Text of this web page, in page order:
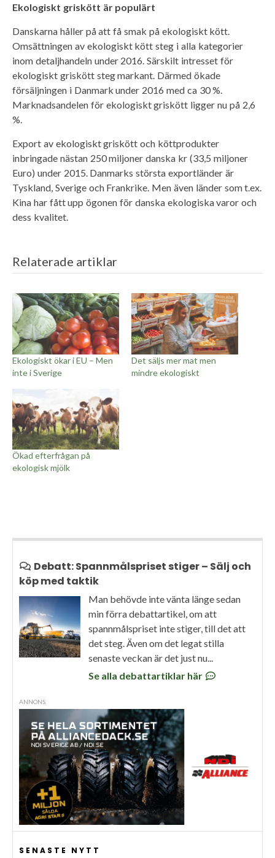
Ekologiskt griskött är populärt
Danskarna håller på att få smak på ekologiskt kött.
Omsättningen av ekologiskt kött steg i alla kategorier
inom detaljhandeln under 2016. Särskilt intresset för
ekologiskt griskött steg markant. Därmed ökade
försäljningen i Danmark under 2016 med ca 30 %.
Marknadsandelen för ekologiskt griskött ligger nu på 2,6
%.
Export av ekologiskt griskött och köttprodukter
inbringade nästan 250 miljoner danska kr (33,5 miljoner
Euro) under 2015. Danmarks största exportländer är
Tyskland, Sverige och Frankrike. Men även länder som t.ex.
Kina har fått upp ögonen för danska ekologiska varor och
dess kvalitet.
Relaterade artiklar
Ekologiskt ökar i EU – Men
inte i Sverige
Det säljs mer mat men
mindre ekologiskt
Ökad efterfrågan på
ekologisk mjölk
Debatt: Spannmålspriset stiger – Sälj och
köp med taktik
Man behövde inte vänta länge sedan
min förra debattartikel, om att
spannmålspriset inte stiger, till det att
det steg. Även om det legat stilla
senaste veckan är det just nu...
Se alla debattartiklar här
ANNONS
SENASTE NYTT